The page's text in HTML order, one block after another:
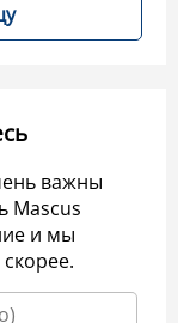
важны
Mascus
и мы